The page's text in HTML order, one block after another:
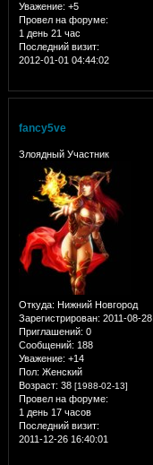
Уважение: +5
Провел на форуме:
1 день 21 час
Последний визит:
2012-01-01 04:44:02
fancy5ve
Злоядный Участник
Откуда: Нижний Новгород
Зарегистрирован: 2011-08-28
Приглашений: 0
Сообщений: 188
Уважение: +14
Пол: Женский
Возраст: 38 [1988-02-13]
Провел на форуме:
1 день 17 часов
Последний визит:
2011-12-26 16:40:01